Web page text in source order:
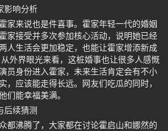
影响分析
家来说也是件喜事。霍家年轻一代的婚姻
家接受并多次参加核心活动，说明她已经
人生活会更加稳定，也能让霍家增添新成
外界眼光来看，这桩婚事也让很多人感慨
员身份进入霍家，未来生活肯定会有不小
，应该能走得长远。网友们吃瓜的同时，
们能幸福美满。
后续猜测
都沸腾了，大家都在讨论霍启山和娜然的